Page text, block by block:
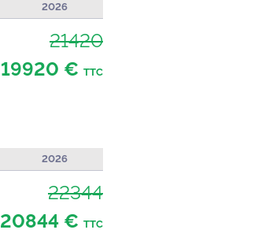
2026
21420
19920 € TTC
2026
22344
20844 € TTC